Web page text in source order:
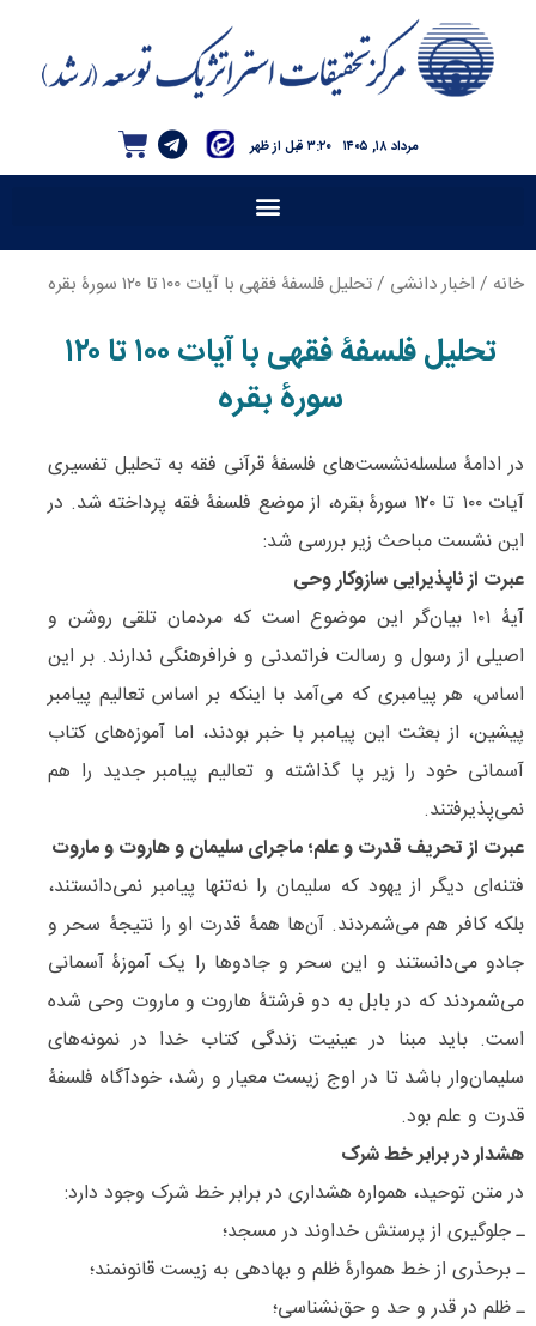
۳:۲۰ قبل از ظهر مرداد ۱۸, ۱۴۰۵
خانه / اخبار دانشی / تحلیل فلسفۀ فقهی با آیات ۱۰۰ تا ۱۲۰ سورۀ بقره
تحلیل فلسفۀ فقهی با آیات ۱۰۰ تا ۱۲۰
سورۀ بقره
در ادامۀ سلسله‌نشست‌های فلسفۀ قرآنی فقه به تحلیل تفسیری
آیات ۱۰۰ تا ۱۲۰ سورۀ بقره، از موضع فلسفۀ فقه پرداخته شد. در
این نشست مباحث زیر بررسی شد:
عبرت از ناپذیرایی سازوکار وحی
آیۀ ۱۰۱ بیان‌گر این موضوع است که مردمان تلقی روشن و
اصیلی از رسول و رسالت فراتمدنی و فرافرهنگی ندارند. بر این
اساس، هر پیامبری که می‌آمد با اینکه بر اساس تعالیم پیامبر
پیشین، از بعثت این پیامبر با خبر بودند، اما آموزه‌های کتاب
آسمانی خود را زیر پا گذاشته و تعالیم پیامبر جدید را هم
نمی‌پذیرفتند.
عبرت از تحریف قدرت و علم؛ ماجرای سلیمان و هاروت و ماروت
فتنه‌ای دیگر از یهود که سلیمان را نه‌تنها پیامبر نمی‌دانستند،
بلکه کافر هم می‌شمردند. آن‌ها همۀ قدرت او را نتیجۀ سحر و
جادو می‌دانستند و این سحر و جادوها را یک آموزۀ آسمانی
می‌شمردند که در بابل به دو فرشتۀ هاروت و ماروت وحی شده
است. باید مبنا در عینیت زندگی کتاب خدا در نمونه‌های
سلیمان‌وار باشد تا در اوج زیست معیار و رشد، خودآگاه فلسفۀ
قدرت و علم بود.
هشدار در برابر خط شرک
در متن توحید، همواره هشداری در برابر خط شرک وجود دارد:
ـ جلوگیری از پرستش خداوند در مسجد؛
ـ برحذری از خط هموارۀ ظلم و بهادهی به زیست قانونمند؛
ـ ظلم در قدر و حد و حق‌نشناسی؛